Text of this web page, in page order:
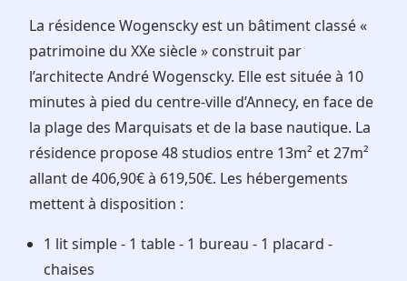
La résidence Wogenscky est un bâtiment classé «
patrimoine du XXe siècle » construit par
l’architecte André Wogenscky. Elle est située à 10
minutes à pied du centre-ville d’Annecy, en face de
la plage des Marquisats et de la base nautique. La
résidence propose 48 studios entre 13m² et 27m²
allant de 406,90€ à 619,50€. Les hébergements
mettent à disposition :
1 lit simple - 1 table - 1 bureau - 1 placard -
chaises